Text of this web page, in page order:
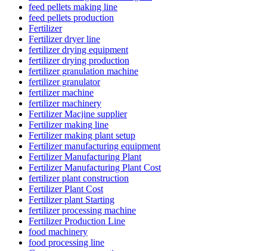
feed pellets making line
feed pellets production
Fertilizer
Fertilizer dryer line
fertilizer drying equipment
fertilizer drying production
fertilizer granulation machine
fertilizer granulator
fertilizer machine
fertilizer machinery
Fertilizer Macjine supplier
Fertilizer making line
Fertilizer making plant setup
Fertilizer manufacturing equipment
Fertilizer Manufacturing Plant
Fertilizer Manufacturing Plant Cost
fertilizer plant construction
Fertilizer Plant Cost
Fertilizer plant Starting
fertilizer processing machine
Fertilizer Production Line
food machinery
food processing line